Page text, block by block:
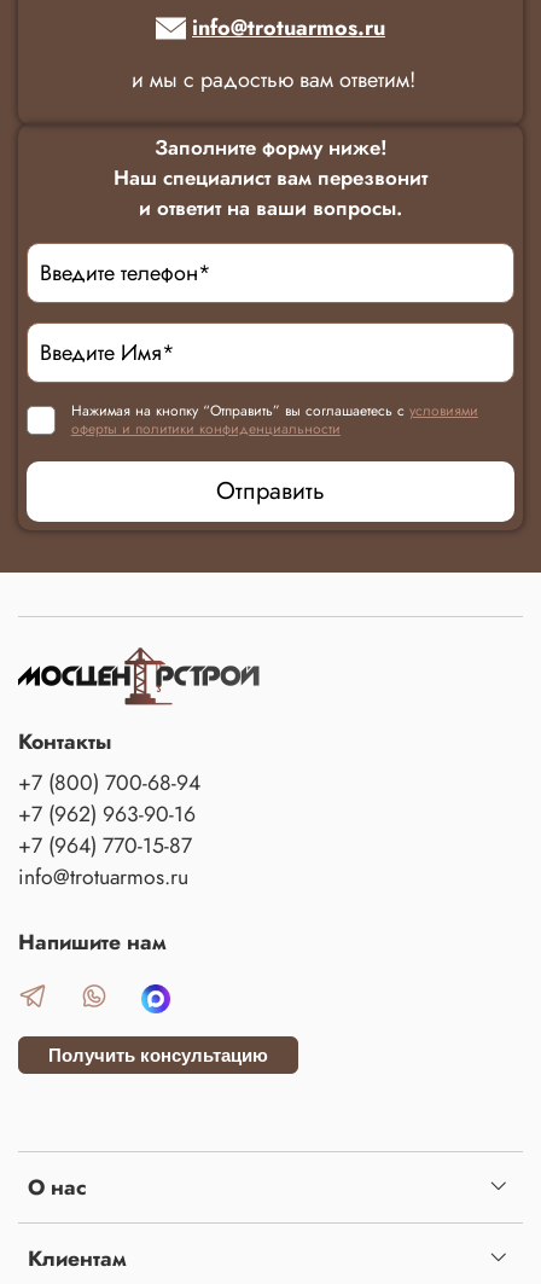
info@trotuarmos.ru
и мы с радостью вам ответим!
Заполните форму ниже!
Наш специалист вам перезвонит
и ответит на ваши вопросы.
Нажимая на кнопку “Отправить” вы соглашаетесь с условиями
оферты и политики конфиденциальности
Отправить
О нас
Клиентам
Контакты
+7 (800) 700-68-94
+7 (962) 963-90-16
+7 (964) 770-15-87
info@trotuarmos.ru
Напишите нам
Получить консультацию